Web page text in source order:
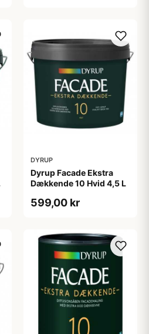
DYRUP
Dyrup Facade Ekstra
Dækkende 10 Hvid 4,5 L
599,00 kr